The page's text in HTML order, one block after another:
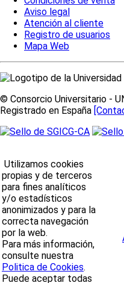
Aviso legal
Atención al cliente
Registro de usuarios
Mapa Web
© Consorcio Universitario -
Registrado en España
Utilizamos cookies
propias y de terceros
para fines analíticos
y/o estadísticos
anonimizados y para la
correcta navegación
por la web.
Para más información,
consulte nuestra
Politica de Cookies.
Puede aceptar todas